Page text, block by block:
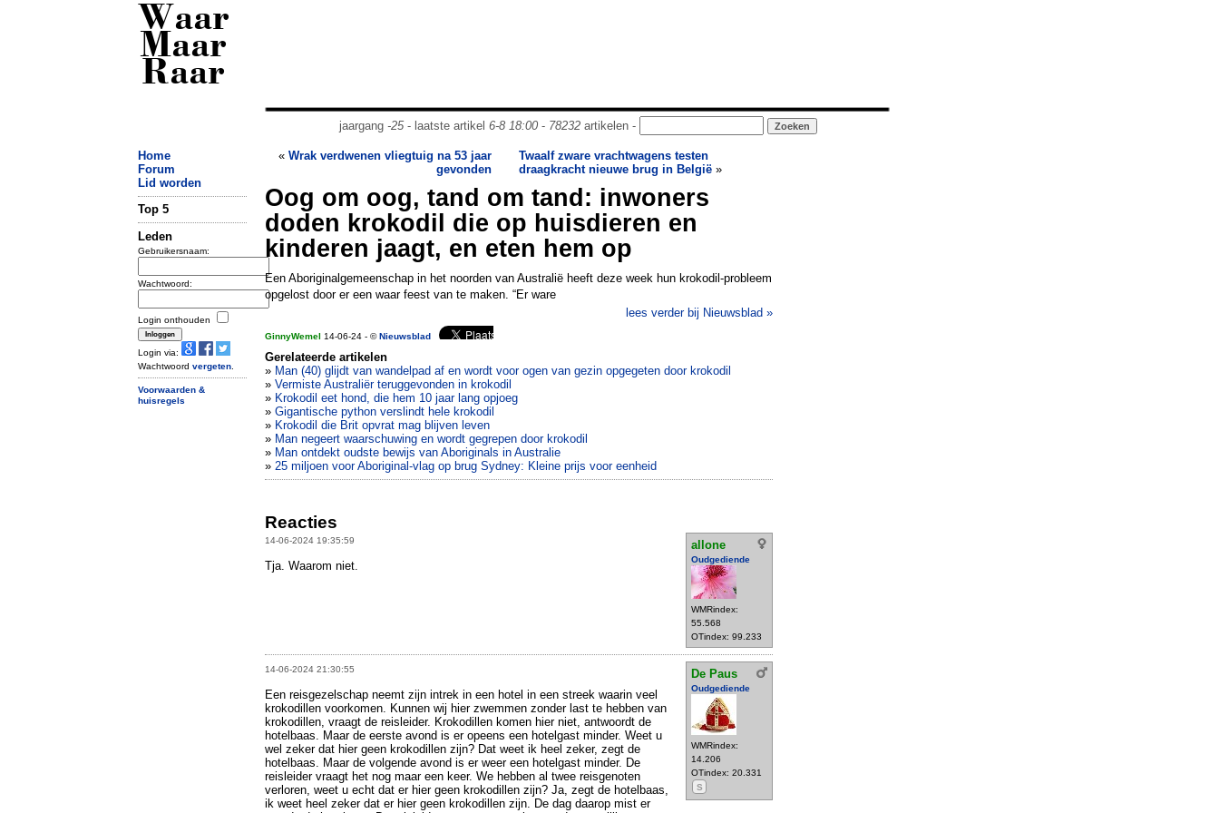
Waar
Maar
Raar
jaargang -25- laatste artikel 6-8 18:00- 78232artikelen -
Home
Forum
Lid worden
Top 5
Leden
Gebruikersnaam:
Wachtwoord:
Login onthouden
Login via:
Wachtwoord vergeten
Voorwaarden &
huisregels
« Wrak verdwenen vliegtuig na 53 jaar
gevonden
Twaalf zware vrachtwagens testen
draagkracht nieuwe brug in België »
Oog om oog, tand om tand: inwoners
doden krokodil die op huisdieren en
kinderen jaagt, en eten hem op
Een Aboriginalgemeenschap in het noorden van Australië heeft deze week hun krokodil-probleem
opgelost door er een waar feest van te maken. “Er ware
lees verder bij Nieuwsblad »
GinnyWemel 14-06-24 - ©Nieuwsblad
Gerelateerde artikelen
» Man (40) glijdt van wandelpad af en wordt voor ogen van gezin opgegeten door krokodil
» Vermiste Australiër teruggevonden in krokodil
» Krokodil eet hond, die hem 10 jaar lang opjoeg
» Gigantische python verslindt hele krokodil
» Krokodil die Brit opvrat mag blijven leven
» Man negeert waarschuwing en wordt gegrepen door krokodil
» Man ontdekt oudste bewijs van Aboriginals in Australie
» 25 miljoen voor Aboriginal-vlag op brug Sydney: Kleine prijs voor eenheid
Reacties
14-06-2024 19:35:59 allone
Oudgediende
WMRindex:
55.568
OTindex: 99.233
Tja. Waarom niet.
14-06-2024 21:30:55 De Paus
Oudgediende
WMRindex:
14.206
OTindex: 20.331
S
Een reisgezelschap neemt zijn intrek in een hotel in een streek waarin veel
krokodillen voorkomen. Kunnen wij hier zwemmen zonder last te hebben van
krokodillen, vraagt de reisleider. Krokodillen komen hier niet, antwoordt de
hotelbaas. Maar de eerste avond is er opeens een hotelgast minder. Weet u
wel zeker dat hier geen krokodillen zijn? Dat weet ik heel zeker, zegt de
hotelbaas. Maar de volgende avond is er weer een hotelgast minder. De
reisleider vraagt het nog maar een keer. We hebben al twee reisgenoten
verloren, weet u echt dat er hier geen krokodillen zijn? Ja, zegt de hotelbaas,
ik weet heel zeker dat er hier geen krokodillen zijn. De dag daarop mist er